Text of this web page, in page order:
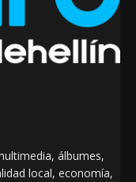
álbumes,
local, economía,